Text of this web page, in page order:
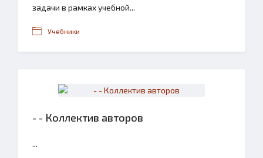
задачи в рамках учебной...
Учебники
- - Коллектив авторов
...